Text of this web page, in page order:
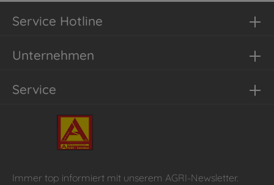
Immer top informiert mit unserem AGRI-Newsletter.
Service Hotline
Unternehmen
Service